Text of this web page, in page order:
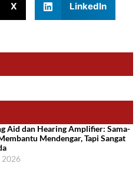
X LinkedIn
Aid dan Hearing Amplifier: Sama-
Mendengar, Tapi Sangat
2026